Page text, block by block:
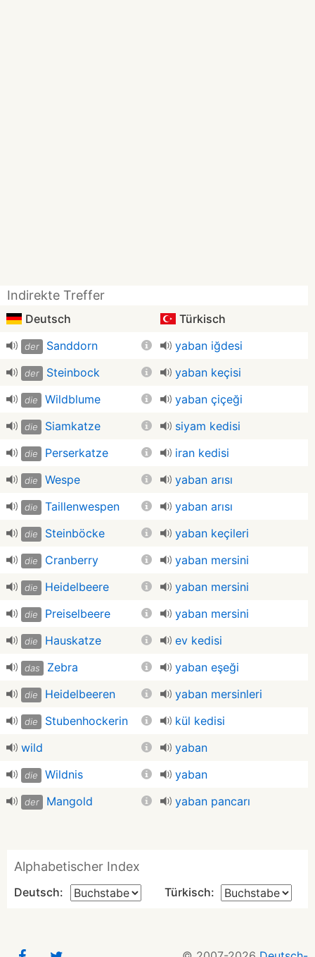
Indirekte Treffer
Deutsch Türkisch
der Sanddorn yaban iğdesi
der Steinbock yaban keçisi
die Wildblume yaban çiçeği
die Siamkatze siyam kedisi
die Perserkatze iran kedisi
die Wespe yaban arısı
die Taillenwespen yaban arısı
die Steinböcke yaban keçileri
die Cranberry yaban mersini
die Heidelbeere yaban mersini
die Preiselbeere yaban mersini
die Hauskatze ev kedisi
das Zebra yaban eşeği
die Heidelbeeren yaban mersinleri
die Stubenhockerin
kül kedisi
wild
yaban
die Wildnis yaban
der Mangold yaban pancarı
Alphabetischer Index
Deutsch: Türkisch: